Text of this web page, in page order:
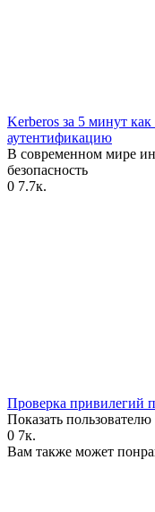
Kerberos за 5 минут
аутентификацию
В современном мире
безопасность
0 7.7к.
Проверка привилегий
Показать
0 7к.
Вам также может